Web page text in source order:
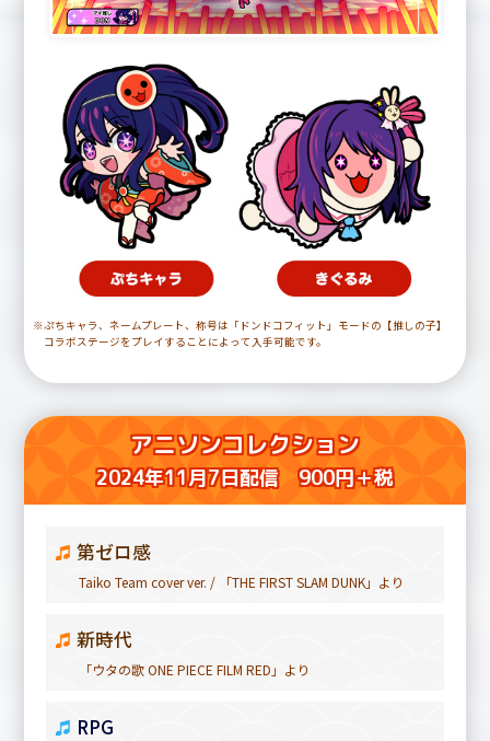
※ぷちキャラ、ネームプレート、称号は「ドンドコフィット」モードの【推しの子】
コラボステージをプレイすることによって入手可能です。
アニソンコレクション
2024年11月7日配信 900円＋税
第ゼロ感
Taiko Team cover ver. / 「THE FIRST SLAM DUNK」より
新時代
「ウタの歌 ONE PIECE FILM RED」より
RPG